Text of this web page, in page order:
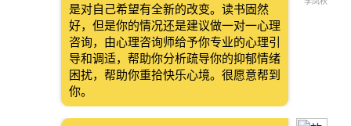
是对自己希望有全新的改变。读书固然
好，但是你的情况还是建议做一对一心理
咨询，由心理咨询师给予你专业的心理引
导和调适，帮助你分析疏导你的抑郁情绪
困扰，帮助你重拾快乐心境。很愿意帮到
你。